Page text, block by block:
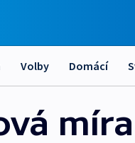
Volby Domácí